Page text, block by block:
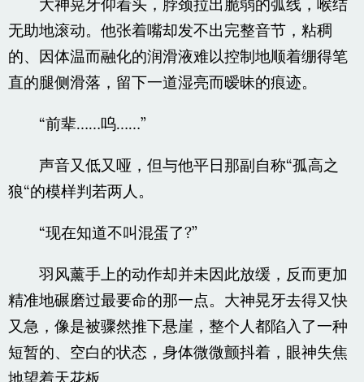
大神晃牙仰着头，脖颈拉出脆弱的弧线，喉结
无助地滚动。他张着嘴却发不出完整音节，粘稠
的、因体温而融化的润滑液难以控制地顺着绷得笔
直的腿侧滑落，留下一道湿亮而暧昧的痕迹。
“前辈……呜……”
声音又低又哑，但与他平日那副自称“孤高之
狼“的模样判若两人。
“现在知道不叫混蛋了?”
羽风薰手上的动作却并未因此放缓，反而更加
精准地碾磨过最要命的那一点。大神晃牙去得又快
又急，像是被骤然推下悬崖，整个人都陷入了一种
短暂的、空白的状态，身体微微颤抖着，眼神失焦